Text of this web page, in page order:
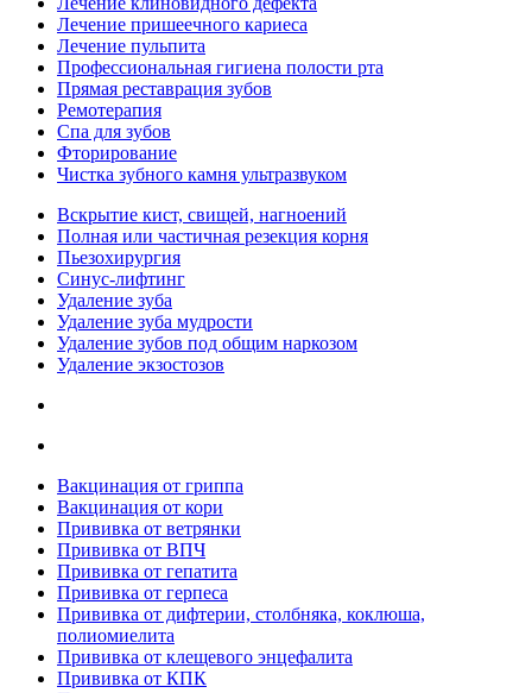
Лечение пришеечного кариеса
Лечение пульпита
Профессиональная гигиена полости рта
Прямая реставрация зубов
Ремотерапия
Спа для зубов
Фторирование
Чистка зубного камня ультразвуком
Вскрытие кист, свищей, нагноений
Полная или частичная резекция корня
Пьезохирургия
Синус-лифтинг
Удаление зуба
Удаление зуба мудрости
Удаление зубов под общим наркозом
Удаление экзостозов
Вакцинация от гриппа
Вакцинация от кори
Прививка от ветрянки
Прививка от ВПЧ
Прививка от гепатита
Прививка от герпеса
Прививка от дифтерии, столбняка, коклюша,
полиомиелита
Прививка от клещевого энцефалита
Прививка от КПК